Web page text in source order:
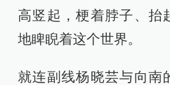
高竖起，梗着脖子、抬
地睥睨着这个世界。
就连副线杨晓芸与向南